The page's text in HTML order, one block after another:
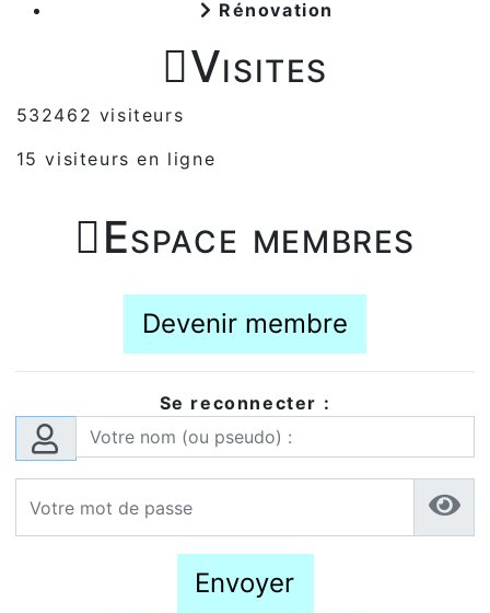
Rénovation
Visites
532462 visiteurs
15 visiteurs en ligne
Espace membres
Devenir membre
Se reconnecter :
Envoyer